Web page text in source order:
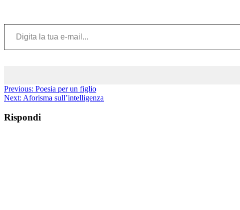
Digita la tua e-mail...
Previous: Poesia per un figlio
Next: Aforisma sull’intelligenza
Rispondi